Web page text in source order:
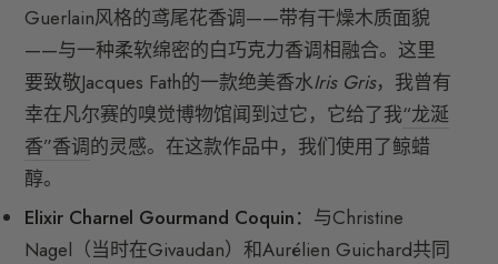
Guerlain风格的鸢尾花香调——带有干燥木质面貌
——与一种柔软绵密的白巧克力香调相融合。这里
要致敬Jacques Fath的一款绝美香水Iris Gris，我曾有
幸在凡尔赛的嗅觉博物馆闻到过它，它给了我“龙涎
香”香调的灵感。在这款作品中，我们使用了鲸蜡
醇。
Elixir Charnel Gourmand Coquin： 与Christine
Nagel（当时在Givaudan）和Aurélien Guichard共同